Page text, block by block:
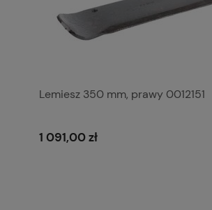
Lemiesz 350 mm, prawy 0012151
1 091,00 zł